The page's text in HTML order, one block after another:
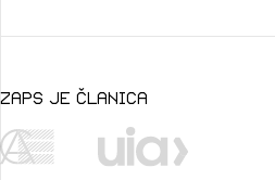
zaps je članica